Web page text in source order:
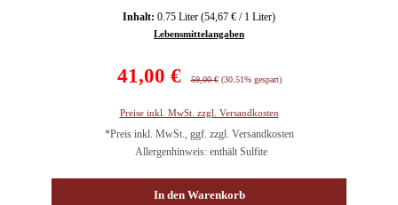
Inhalt: 0.75 Liter (54,67 € / 1 Liter)
Lebensmittelangaben
41,00 € Regulärer Preis:
59,00 € (30.51% gespart)
Preise inkl. MwSt. zzgl. Versandkosten
*Preis inkl. MwSt., ggf. zzgl. Versandkosten
Allergenhinweis: enthält Sulfite
In den Warenkorb